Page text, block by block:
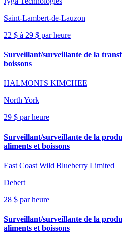
Saint-Lambert-de-Lauzon
22 $ à 29 $ par heure
Surveillant/surveillante de la
boissons
HALMONI'S KIMCHEE
North York
29 $ par heure
Surveillant/surveillante de la
aliments et boissons
East Coast Wild Blueberry Limited
Debert
28 $ par heure
Surveillant/surveillante de la
aliments et boissons